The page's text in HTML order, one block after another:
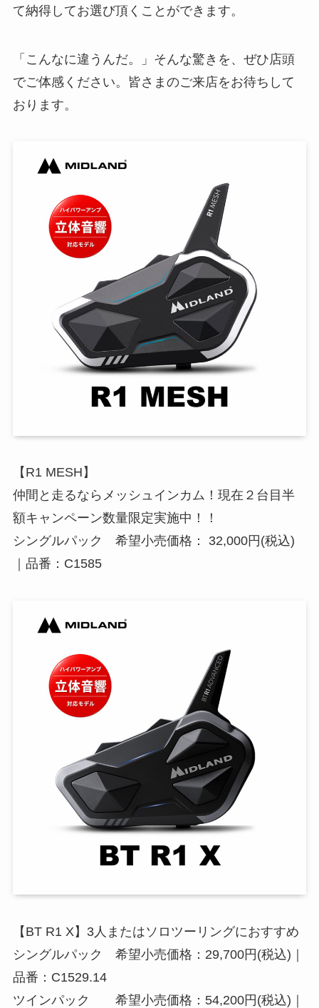
て納得してお選び頂くことができます。
「こんなに違うんだ。」そんな驚きを、ぜひ店頭
でご体感ください。皆さまのご来店をお待ちして
おります。
【R1 MESH】
仲間と走るならメッシュインカム！現在２台目半
額キャンペーン数量限定実施中！！
シングルパック 希望小売価格： 32,000円(税込)
｜品番：C1585
【BT R1 X】3人またはソロツーリングにおすすめ
シングルパック 希望小売価格：29,700円(税込)｜
品番：C1529.14
ツインパック 希望小売価格：54,200円(税込)｜